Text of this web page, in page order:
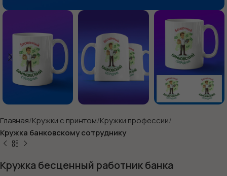
Главная Кружки с принтом Кружки профессии
Кружка банковскому сотруднику
Кружка бесценный работник банка